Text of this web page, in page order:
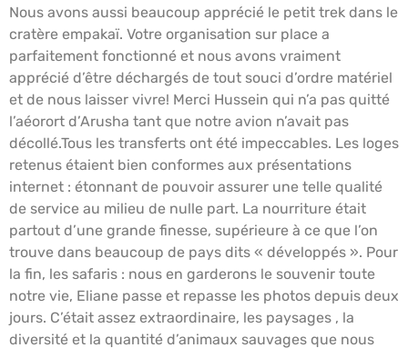
Nous avons aussi beaucoup apprécié le petit trek dans le
cratère empakaï. Votre organisation sur place a
parfaitement fonctionné et nous avons vraiment
apprécié d’être déchargés de tout souci d’ordre matériel
et de nous laisser vivre! Merci Hussein qui n’a pas quitté
l’aéorort d’Arusha tant que notre avion n’avait pas
décollé.Tous les transferts ont été impeccables. Les loges
retenus étaient bien conformes aux présentations
internet : étonnant de pouvoir assurer une telle qualité
de service au milieu de nulle part. La nourriture était
partout d’une grande finesse, supérieure à ce que l’on
trouve dans beaucoup de pays dits « développés ». Pour
la fin, les safaris : nous en garderons le souvenir toute
notre vie, Eliane passe et repasse les photos depuis deux
jours. C’était assez extraordinaire, les paysages , la
diversité et la quantité d’animaux sauvages que nous